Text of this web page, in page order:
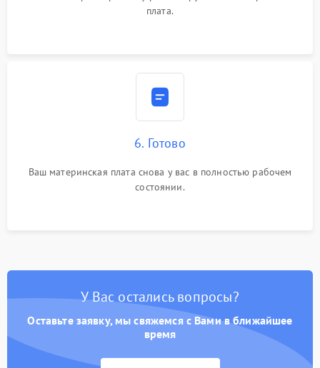
плата.
6. Готово
Ваш материнская плата снова у вас в полностью рабочем
состоянии.
У Вас остались вопросы?
Оставьте заявку, мы свяжемся с Вами в ближайшее
время